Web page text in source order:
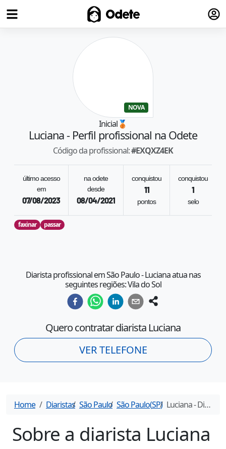
Odete
NOVA
Inicial🥉
Luciana- Perfil profissional na Odete
Código da profissional:#EXQXZ4EK
último acesso
em
07/08/2023
na odete
desde
08/04/2021
conquistou
11
pontos
conquistou
1
selo
faxinar passar
Diarista profissional em São Paulo - Luciana atua nas
seguintes regiões: Vila do Sol
Quero contratar diarista Luciana
VER TELEFONE
Home Diaristas São Paulo São Paulo(SP) Luciana- Diarista em
Sobre a diarista Luciana